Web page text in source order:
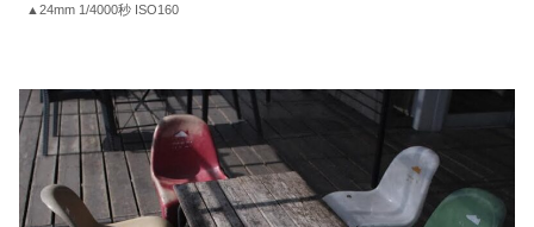
▲24mm 1/4000秒 ISO160